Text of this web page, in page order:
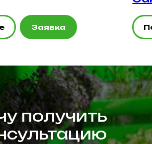
Заявка
получить